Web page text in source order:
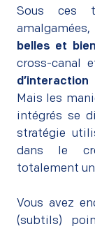
Sous ces
amalgamées,
belles et
cross-canal
Mais les
intégrés se
stratégie
dans le
totalement
Vous avez
(subtils)